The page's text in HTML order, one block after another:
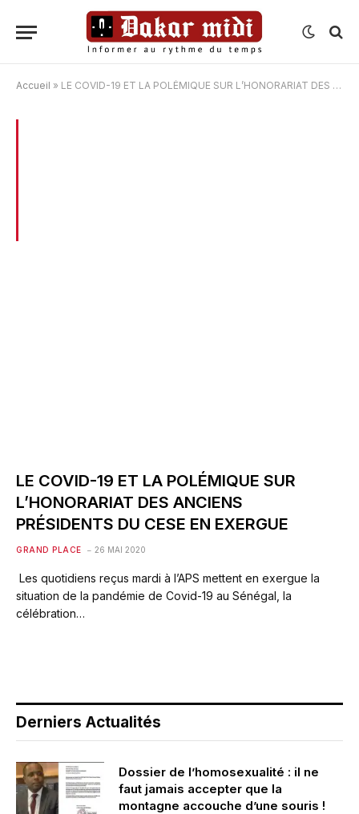
Accueil » LE COVID-19 ET LA POLÉMIQUE SUR L’HONORARIAT DES ANCIENS PRÉSIDENTS DU CESE EN EXERGUE
LE COVID-19 ET LA POLÉMIQUE SUR
L’HONORARIAT DES ANCIENS
PRÉSIDENTS DU CESE EN EXERGUE
GRAND PLACE 26 MAI 2020
Les quotidiens reçus mardi à l’APS mettent en exergue la
situation de la pandémie de Covid-19 au Sénégal, la
célébration…
Derniers Actualités
Dossier de l’homosexualité : il ne
faut jamais accepter que la
montagne accouche d’une souris !